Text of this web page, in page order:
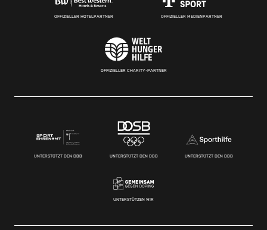
OFFIZIELLER HOTELPARTNER OFFIZIELLER MEDIENPARTNER
OFFIZIELLER CHARITY-PARTNER
UNTERSTÜTZT DEN DBB UNTERSTÜTZT DEN DBB UNTERSTÜTZT DEN DBB
UNTERSTÜTZEN WIR